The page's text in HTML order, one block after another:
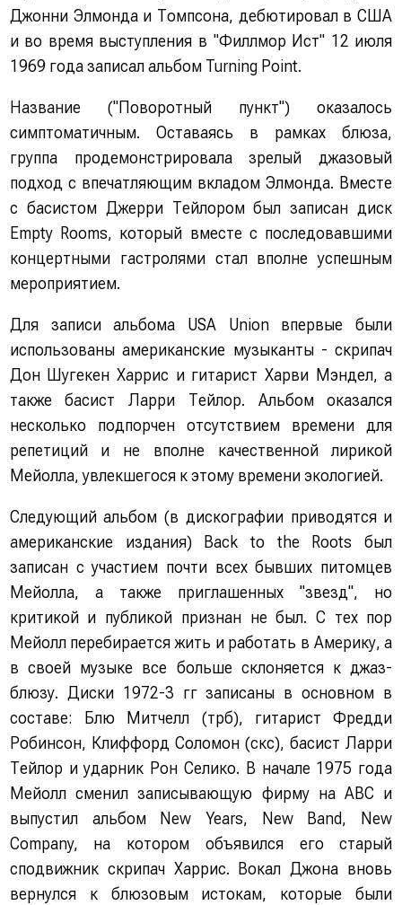
Джонни Элмонда и Томпсона, дебютировал в США
и во время выступления в "Филлмор Ист" 12 июля
1969 года записал альбом Turning Point.
Название ("Поворотный пункт") оказалось
симптоматичным. Оставаясь в рамках блюза,
группа продемонстрировала зрелый джазовый
подход с впечатляющим вкладом Элмонда. Вместе
с басистом Джерри Тейлором был записан диск
Empty Rooms, который вместе с последовавшими
концертными гастролями стал вполне успешным
мероприятием.
Для записи альбома USA Union впервые были
использованы американские музыканты - скрипач
Дон Шугекен Харрис и гитарист Харви Мэндел, а
также басист Ларри Тейлор. Альбом оказался
несколько подпорчен отсутствием времени для
репетиций и не вполне качественной лирикой
Мейолла, увлекшегося к этому времени экологией.
Следующий альбом (в дискографии приводятся и
американские издания) Back to the Roots был
записан с участием почти всех бывших питомцев
Мейолла, а также приглашенных "звезд", но
критикой и публикой признан не был. С тех пор
Мейолл перебирается жить и работать в Америку, а
в своей музыке все больше склоняется к джаз-
блюзу. Диски 1972-3 гг записаны в основном в
составе: Блю Митчелл (трб), гитарист Фредди
Робинсон, Клиффорд Соломон (скс), басист Ларри
Тейлор и ударник Рон Селико. В начале 1975 года
Мейолл сменил записывающую фирму на ABC и
выпустил альбом New Years, New Band, New
Company, на котором объявился его старый
сподвижник скрипач Харрис. Вокал Джона вновь
вернулся к блюзовым истокам, которые были